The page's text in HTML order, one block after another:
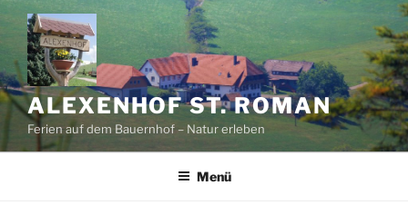
Zum
Inhalt
springen
ALEXENHOF ST. ROMAN
Ferien auf dem Bauernhof – Natur erleben
Menü